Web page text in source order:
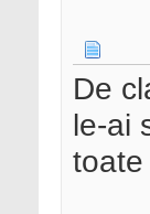
De
le-ai